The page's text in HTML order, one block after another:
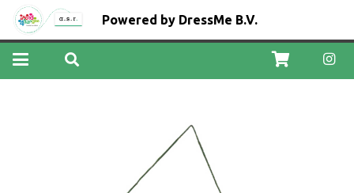
Powered by DressMe B.V.